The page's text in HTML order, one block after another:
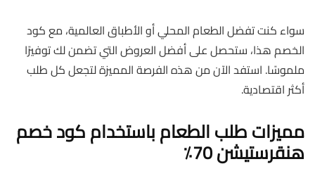
سواء كنت تفضل الطعام المحلي أو الأطباق العالمية، مع كود
الخصم هذا، ستحصل على أفضل العروض التي تضمن لك توفيرًا
ملموسًا. استفد الآن من هذه الفرصة المميزة لتجعل كل طلب
أكثر اقتصادية.
مميزات طلب الطعام باستخدام كود خصم
هنقرستيشن 70٪